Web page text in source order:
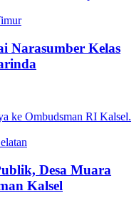
Narasumber Kelas
Desa Muara
Kalsel